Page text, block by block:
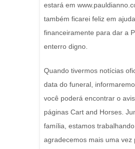
estará em
também ficarei feliz em
financeiramente para dar a
enterro digno.
Quando tivermos notícias
data do funeral,
você poderá encontrar o
páginas Cart and Horses.
família, estamos
agradecemos mais uma vez